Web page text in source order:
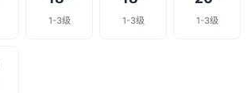
1-3级 1-3级 1-3级